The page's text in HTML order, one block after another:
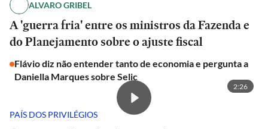
ALVARO GRIBEL
A 'guerra fria' entre os ministros da Fazenda e
do Planejamento sobre o ajuste fiscal
Flávio diz não entender tanto de economia e pergunta a
Daniella Marques sobre Selic
2:26
PAÍS DOS PRIVILÉGIOS